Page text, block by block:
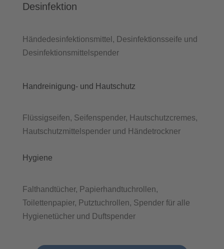
Desinfektion
Händedesinfektionsmittel, Desinfektionsseife und
Desinfektionsmittelspender
Handreinigung- und Hautschutz
Flüssigseifen, Seifenspender, Hautschutzcremes,
Hautschutzmittelspender und Händetrockner
Hygiene
Falthandtücher, Papierhandtuchrollen,
Toilettenpapier, Putztuchrollen, Spender für alle
Hygienetücher und Duftspender